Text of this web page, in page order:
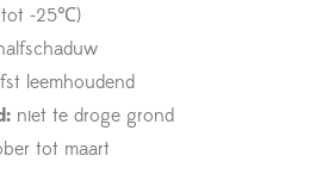
-25℃)
leemhoudend
niet te droge grond
tot maart